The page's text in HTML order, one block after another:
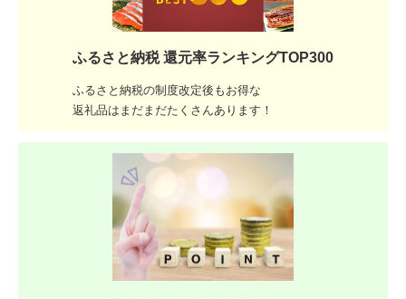
ふるさと納税 還元率ランキングTOP300
ふるさと納税の制度改定後もお得な
返礼品はまだまだたくさんあります！